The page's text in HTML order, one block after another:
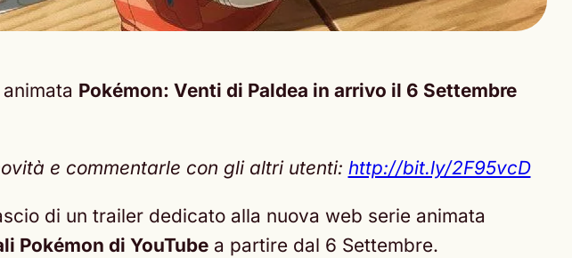
Pokémon: Venti di Paldea in arrivo il 6 Settembre
e commentarle con gli altri utenti: http://bit.ly/2F95vcD
di un trailer dedicato alla nuova web serie animata
Pokémon di YouTube a partire dal 6 Settembre.